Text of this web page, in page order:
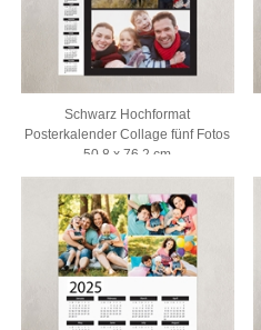
Schwarz Hochformat
Posterkalender Collage fünf Fotos
50,8 x 76,2 cm